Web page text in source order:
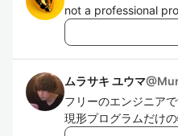
not a professional
ムラサキ ユウマ@
フリーのエンジニア
現形プログラムだけの